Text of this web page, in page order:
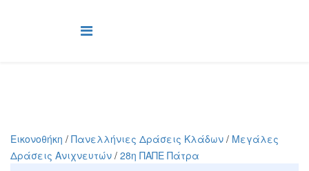
Εικονοθήκη / Πανελλήνιες Δράσεις Κλάδων / Μεγάλες
Δράσεις Ανιχνευτών / 28η ΠΑΠΕ Πάτρα